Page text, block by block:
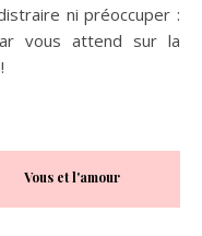
ni préoccuper :
vous attend sur la
Vous et l'amour